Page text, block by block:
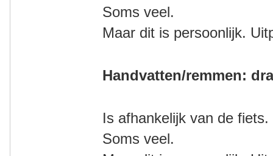
Soms veel.
Maar dit is persoonlijk.
Handvatten/remmen:
Is afhankelijk van de
Soms veel.